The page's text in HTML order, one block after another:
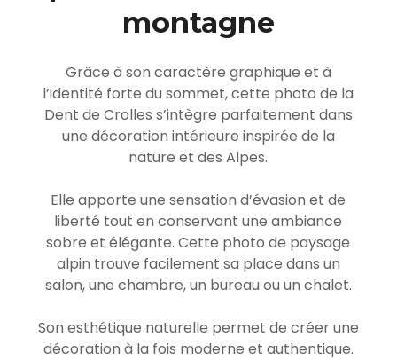
montagne
Grâce à son caractère graphique et à
l’identité forte du sommet, cette photo de la
Dent de Crolles s’intègre parfaitement dans
une décoration intérieure inspirée de la
nature et des Alpes.
Elle apporte une sensation d’évasion et de
liberté tout en conservant une ambiance
sobre et élégante. Cette photo de paysage
alpin trouve facilement sa place dans un
salon, une chambre, un bureau ou un chalet.
Son esthétique naturelle permet de créer une
décoration à la fois moderne et authentique.